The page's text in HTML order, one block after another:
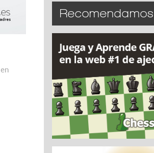
en
Recomendamos